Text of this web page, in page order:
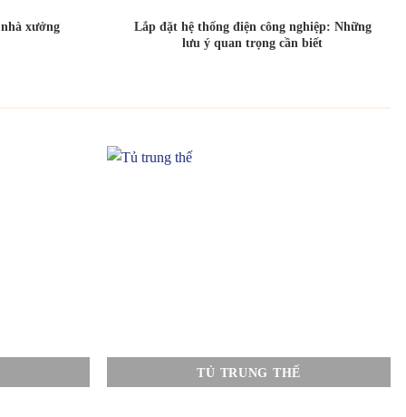
xưởng
Lắp đặt hệ thống điện công nghiệp: Những
lưu ý quan trọng cần biết
TỦ TRUNG THẾ